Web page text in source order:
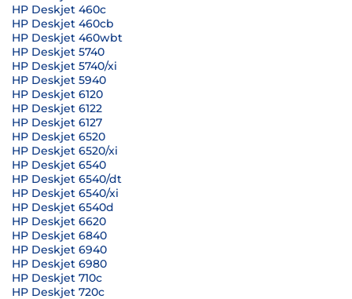
HP Deskjet 460c
HP Deskjet 460cb
HP Deskjet 460wbt
HP Deskjet 5740
HP Deskjet 5740/xi
HP Deskjet 5940
HP Deskjet 6120
HP Deskjet 6122
HP Deskjet 6127
HP Deskjet 6520
HP Deskjet 6520/xi
HP Deskjet 6540
HP Deskjet 6540/dt
HP Deskjet 6540/xi
HP Deskjet 6540d
HP Deskjet 6620
HP Deskjet 6840
HP Deskjet 6940
HP Deskjet 6980
HP Deskjet 710c
HP Deskjet 720c